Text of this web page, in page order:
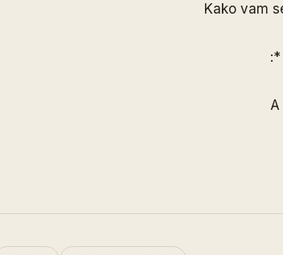
Kako vam
:*
A